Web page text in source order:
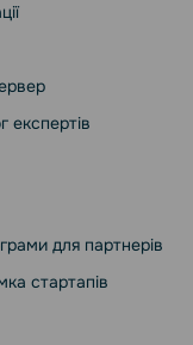
експертів
для партнерів
стартапів